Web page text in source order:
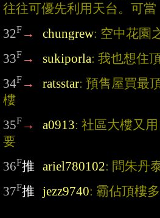
往往可優先利用天台。可當
32F → chungrew: 空中花園
33F → sukiporla: 我也想住
34F → ratsstar: 預售屋買最
樓
35F → a0913: 社區大樓又
要
36F推 ariel780102: 問朱丹
37F推 jezz9740: 霸佔頂樓